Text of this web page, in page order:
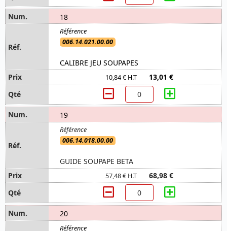
18
006.14.021.00.00
CALIBRE JEU SOUPAPES
10,84 € H.T 13,01 €
19
006.14.018.00.00
GUIDE SOUPAPE BETA
57,48 € H.T 68,98 €
20